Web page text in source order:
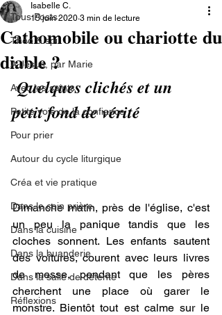
Tous Posts
Théo & spi
A Jésus, par Marie
Avec les saints
Petite voie de la confiance
Pour prier
Autour du cycle liturgique
Créa et vie pratique
Dans le coin prière
Dans la cuisine
Dans la buanderie
Dans la salle de détente
Réflexions
Cathomobile ou chariotte du
diable ?
Isabelle C.
15 juin 2020 3 min de lecture
Quelques clichés et un
petit fond de vérité
Dimanche matin, près de l'église, c'est
un peu la panique tandis que les
cloches sonnent. Les enfants sautent
des voitures, courent avec leurs livres
de messe, pendant que les pères
cherchent une place où garer le
monstre. Bientôt tout est calme sur le